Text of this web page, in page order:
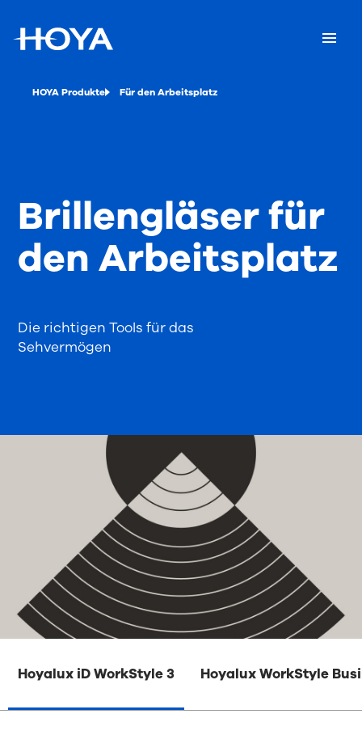
HOYA Produkte Für den Arbeitsplatz
Die richtigen Tools für das
Sehvermögen
Brillengläser für
den Arbeitsplatz
Hoyalux iD WorkStyle 3 Hoyalux WorkStyle